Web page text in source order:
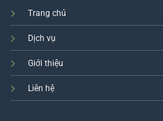
Trang chủ
Dịch vụ
Giới thiệu
Liên hệ